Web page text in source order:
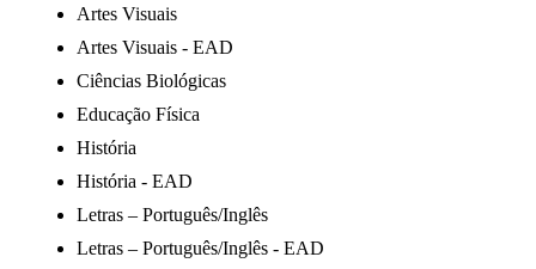
Artes Visuais
Artes Visuais - EAD
Ciências Biológicas
Educação Física
História
História - EAD
Letras – Português/Inglês
Letras – Português/Inglês - EAD